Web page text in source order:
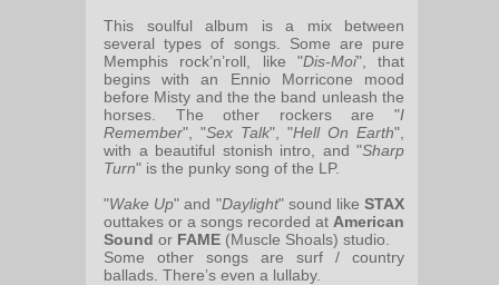
This soulful album is a mix between
several types of songs. Some are pure
Memphis rock’n’roll, like "Dis-Moi", that
begins with an Ennio Morricone mood
before Misty and the the band unleash the
horses. The other rockers are "I
Remember", "Sex Talk", "Hell On Earth",
with a beautiful stonish intro, and "Sharp
Turn" is the punky song of the LP.
"Wake Up" and "Daylight" sound likeSTAX
outtakes or a songs recorded at American
Sound or FAME (Muscle Shoals) studio.
Some other songs are surf / country
ballads. There’s even a lullaby.